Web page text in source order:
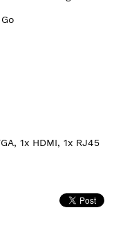
1x HDMI, 1x RJ45